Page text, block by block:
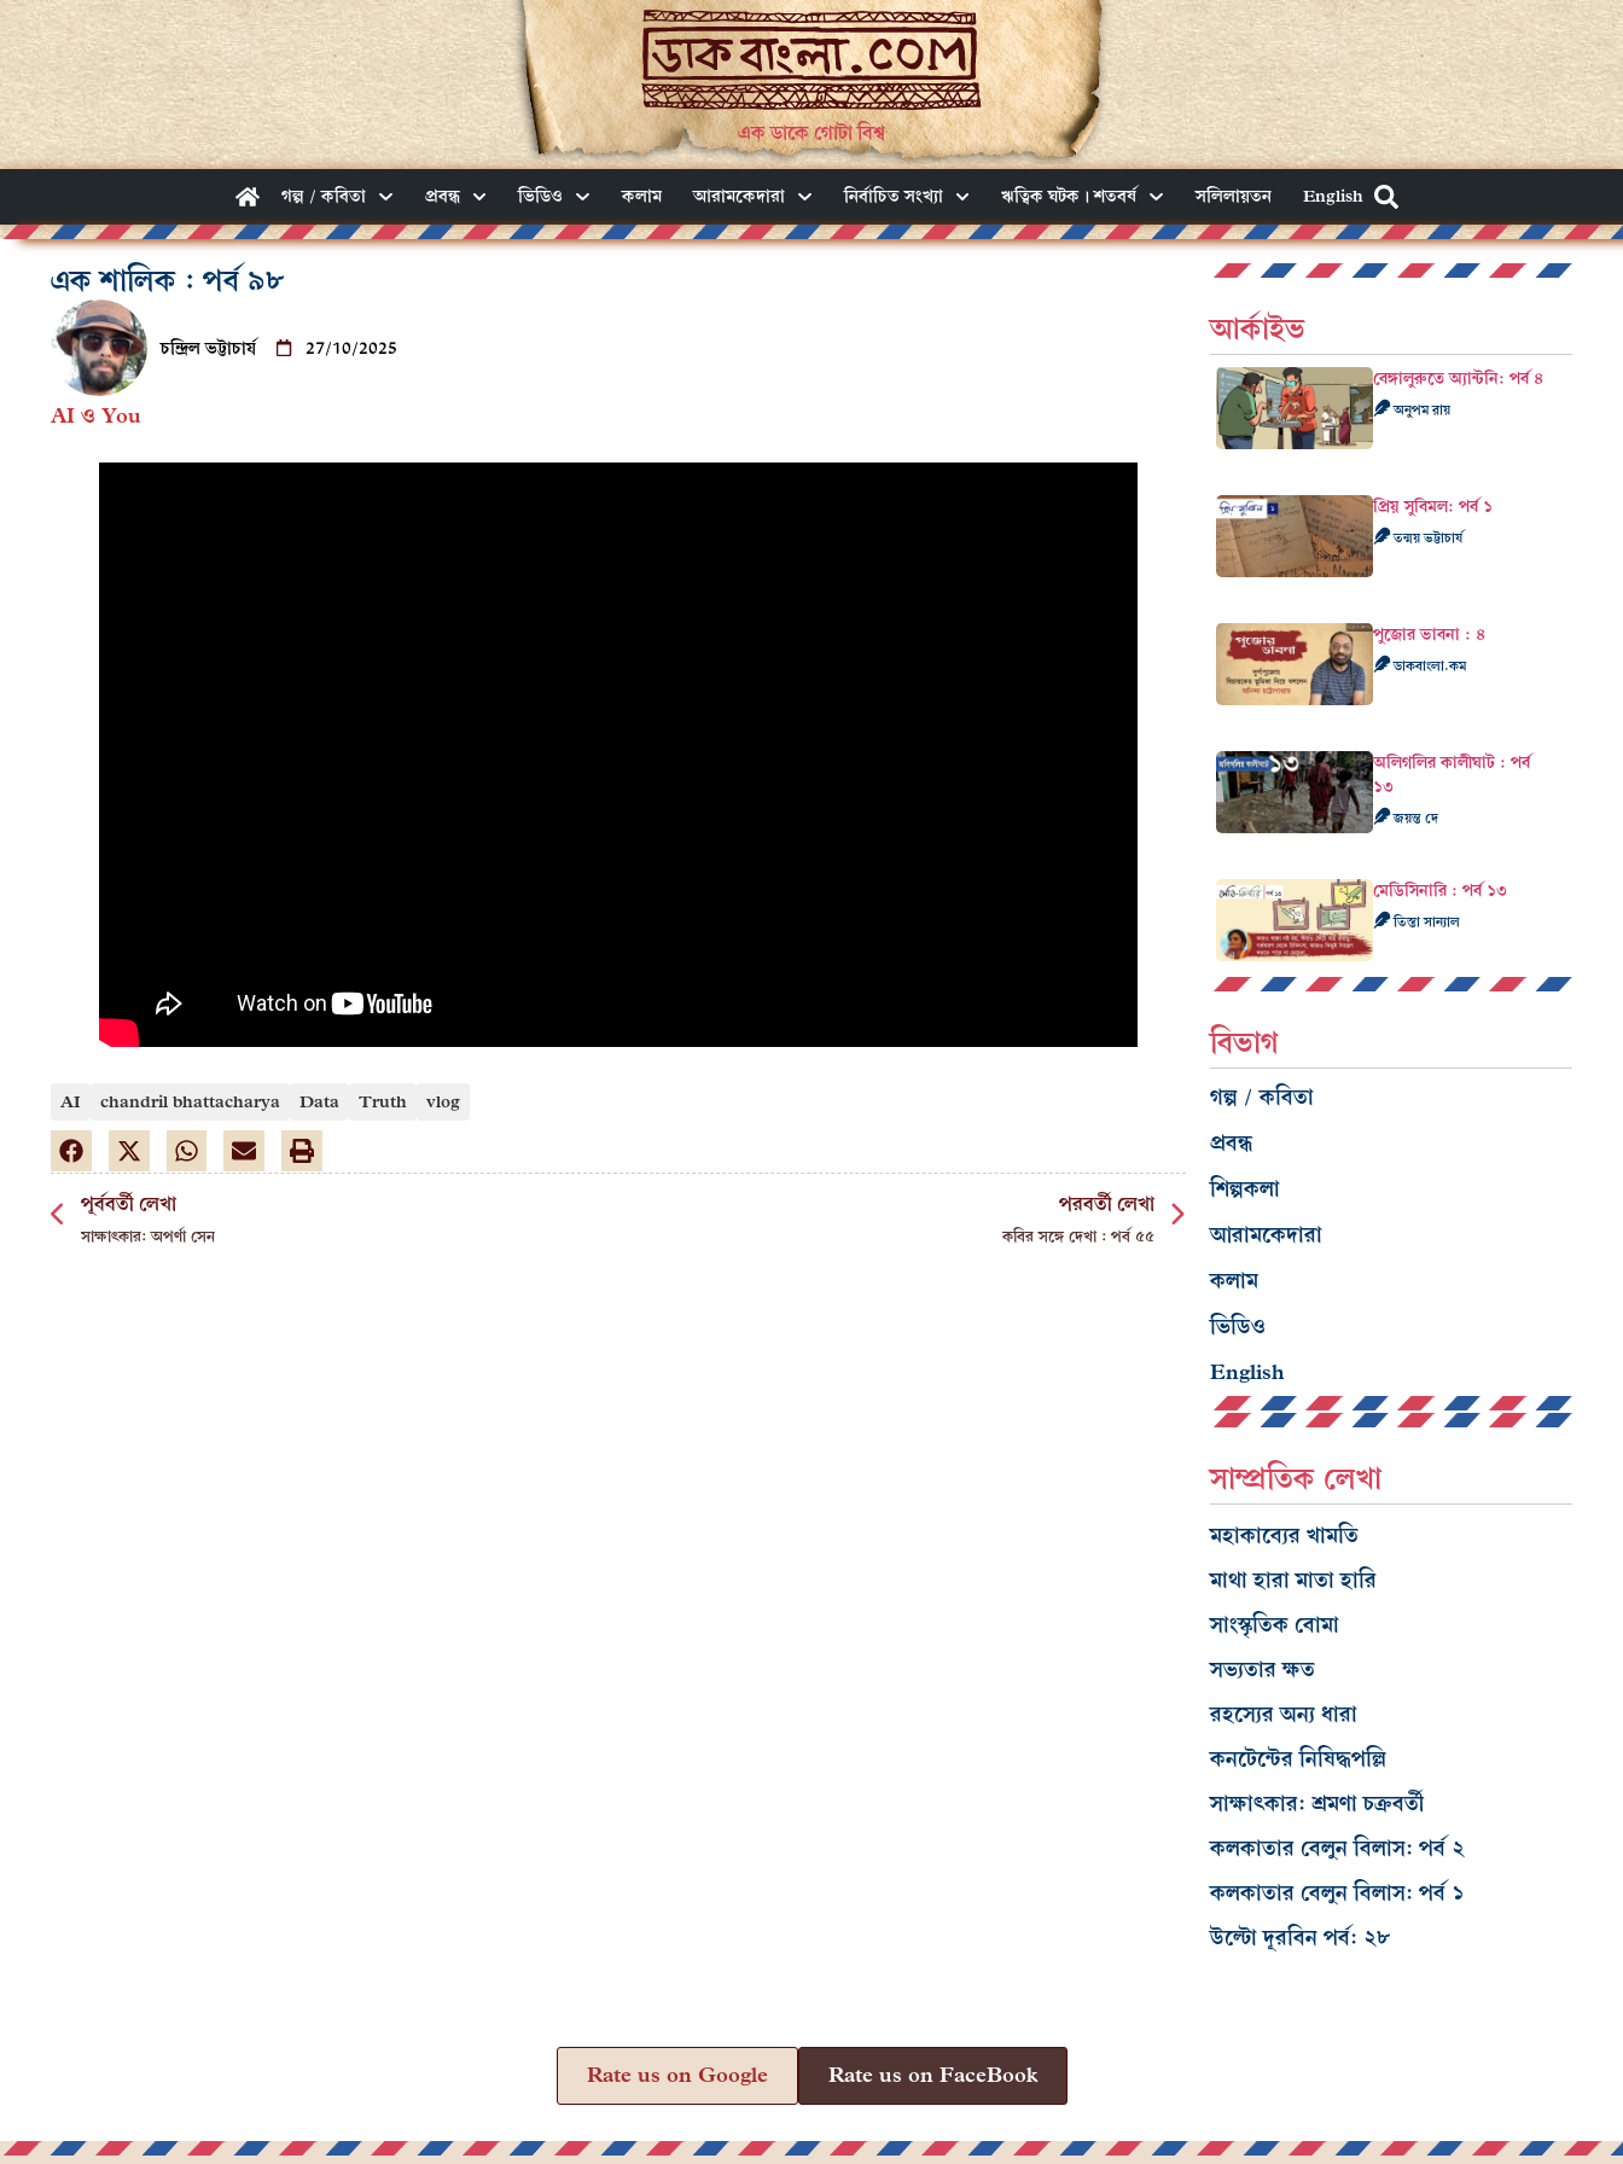
এক ডাকে গোটা বিশ্ব
গল্প / কবিতা প্রবন্ধ ভিডিও কলাম আরামকেদারা নির্বাচিত সংখ্যা ঋত্বিক ঘটক। শতবর্ষ সলিলায়তন English
এক শালিক : পর্ব ৯৮
চন্দ্রিল ভট্টাচার্য 27/10/2025
AI ও You
AI chandril bhattacharya Data Truth vlog
পূর্ববর্তী লেখা
সাক্ষাৎকার: অপর্ণা সেন
পরবর্তী লেখা
কবির সঙ্গে দেখা : পর্ব ৫৫
আর্কাইভ
বেঙ্গালুরুতে অ্যান্টনি: পর্ব ৪
অনুপম রায়
প্রিয় সুবিমল: পর্ব ১
তন্ময় ভট্টাচার্য
পুজোর ভাবনা : ৪
ডাকবাংলা.কম
অলিগলির কালীঘাট : পর্ব
১৩
জয়ন্ত দে
মেডিসিনারি : পর্ব ১৩
তিস্তা সান্যাল
বিভাগ
গল্প / কবিতা
প্রবন্ধ
শিল্পকলা
আরামকেদারা
কলাম
ভিডিও
English
সাম্প্রতিক লেখা
মহাকাব্যের খামতি
মাথা হারা মাতা হারি
সাংস্কৃতিক বোমা
সভ্যতার ক্ষত
রহস্যের অন্য ধারা
কনটেন্টের নিষিদ্ধপল্লি
সাক্ষাৎকার: শ্রমণা চক্রবর্তী
কলকাতার বেলুন বিলাস: পর্ব ২
কলকাতার বেলুন বিলাস: পর্ব ১
উল্টো দূরবিন পর্ব: ২৮
Rate us on Google Rate us on FaceBook